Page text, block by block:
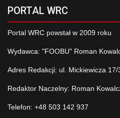
PORTAL WRC
Portal WRC powstał w 2009 roku
Wydawca: "FOOBU" Roman
Adres Redakcji: ul. Mickiewicza
Redaktor Naczelny: Roman
Telefon: +48 503 142 937